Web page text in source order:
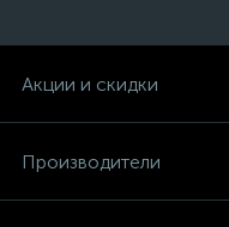
Акции и скидки
Производители